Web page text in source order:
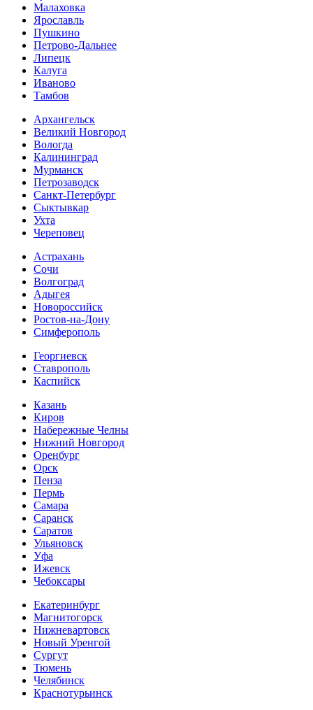
Малаховка
Ярославль
Пушкино
Петрово-Дальнее
Липецк
Калуга
Иваново
Тамбов
Архангельск
Великий Новгород
Вологда
Калининград
Мурманск
Петрозаводск
Санкт-Петербург
Сыктывкар
Ухта
Череповец
Астрахань
Сочи
Волгоград
Адыгея
Новороссийск
Ростов-на-Дону
Симферополь
Георгиевск
Ставрополь
Каспийск
Казань
Киров
Набережные Челны
Нижний Новгород
Оренбург
Орск
Пенза
Пермь
Самара
Саранск
Саратов
Ульяновск
Уфа
Ижевск
Чебоксары
Екатеринбург
Магнитогорск
Нижневартовск
Новый Уренгой
Сургут
Тюмень
Челябинск
Краснотурьинск